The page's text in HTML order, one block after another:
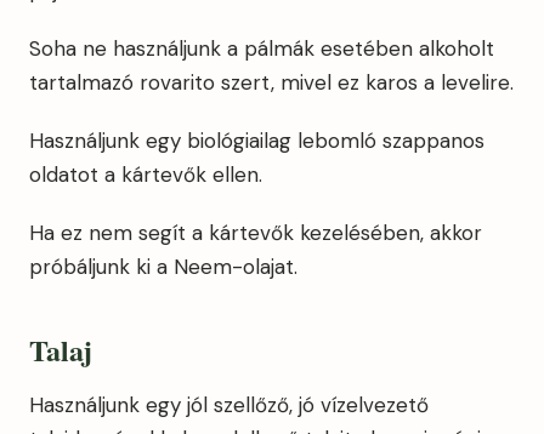
Soha ne használjunk a pálmák esetében alkoholt
tartalmazó rovarito szert, mivel ez karos a levelire.
Használjunk egy biológiailag lebomló szappanos
oldatot a kártevők ellen.
Ha ez nem segít a kártevők kezelésében, akkor
próbáljunk ki a Neem-olajat.
Talaj
Használjunk egy jól szellőző, jó vízelvezető